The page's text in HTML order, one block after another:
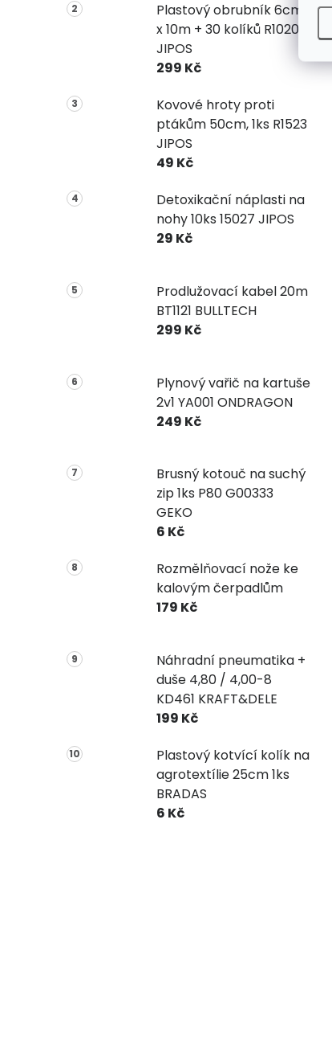
Plastový obrubník 6cm
x 10m + 30 kolíků R1020
JIPOS
299 Kč
Kovové hroty proti
ptákům 50cm, 1ks R1523
JIPOS
49 Kč
Detoxikační náplasti na
nohy 10ks 15027 JIPOS
29 Kč
Prodlužovací kabel 20m
BT1121 BULLTECH
299 Kč
Plynový vařič na kartuše
2v1 YA001 ONDRAGON
249 Kč
Brusný kotouč na suchý
zip 1ks P80 G00333
GEKO
6 Kč
Rozmělňovací nože ke
kalovým čerpadlům
179 Kč
Náhradní pneumatika +
duše 4,80 / 4,00-8
KD461 KRAFT&DELE
199 Kč
Plastový kotvící kolík na
agrotextílie 25cm 1ks
BRADAS
6 Kč